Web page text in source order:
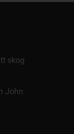
skog
John